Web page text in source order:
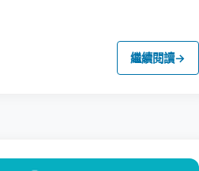
繼續閱讀→